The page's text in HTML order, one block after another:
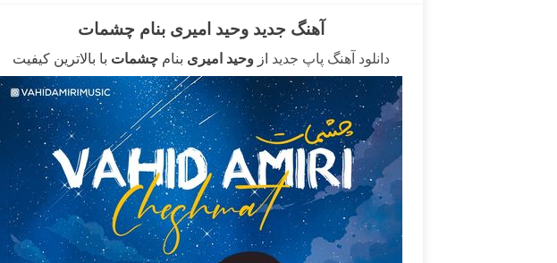
آهنگ جدید وحید امیری بنام چشمات
دانلود آهنگ پاپ جدید ازوحید امیری بنامچشمات با بالاترین کیفیت